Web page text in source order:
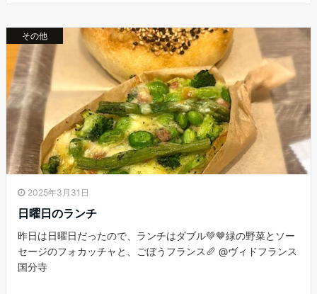
その他
2025年3月31日
日曜日のランチ
昨日は日曜日だったので、ランチはダブル💚🤎緑の野菜とソー
セージのフォカッチャと、ごぼうフランス🥖 @ヴィドフランス
国分寺